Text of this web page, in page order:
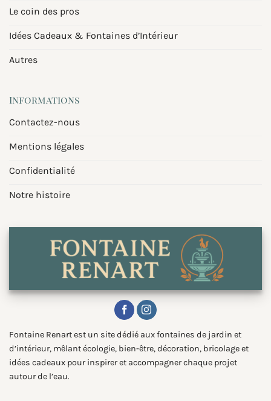
Le coin des pros
Idées Cadeaux & Fontaines d’Intérieur
Autres
Informations
Contactez-nous
Mentions légales
Confidentialité
Notre histoire
Fontaine Renart est un site dédié aux fontaines de jardin et
d’intérieur, mêlant écologie, bien-être, décoration, bricolage et
idées cadeaux pour inspirer et accompagner chaque projet
autour de l’eau.